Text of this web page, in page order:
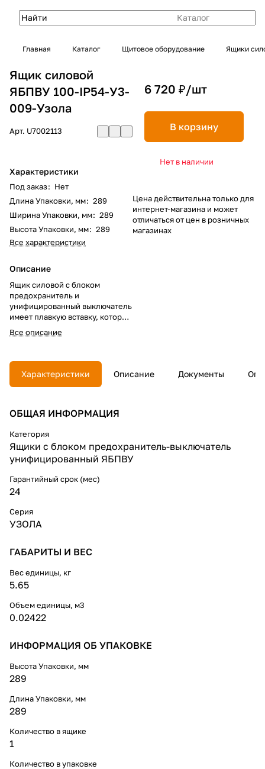
Каталог
Главная Каталог Щитовое оборудование Ящики
Ящик силовой
ЯБПВУ 100-IP54-У3-
009-Узола
Арт. U7002113
Характеристики
Под заказ: Нет
Длина Упаковки, мм: 289
Ширина Упаковки, мм: 289
Высота Упаковки, мм: 289
Все характеристики
Описание
Ящик силовой с блоком
предохранитель и
унифицированный выключатель
имеет плавкую вставку, которая
и образует подвижный контакт.
Силовой ящик используется
включений/отключений и для
защиты электросетей и
приемников от длительных
электроустановках
тока. Конструкция ящика
представляет металлический
корпус с дверцей, в котором
размещен подвижный блок с
предохранителями,
образующими подвижный
контакт. Дверь можно
блокировать.
Все описание
6 720 ₽/шт
В корзину
Нет в наличии
Цена действительна только для
интернет-магазина и может
отличаться от цен в розничных
магазинах
Характеристики Описание Документы
ОБЩАЯ ИНФОРМАЦИЯ
Категория
Ящики с блоком предохранитель-выключатель
унифицированный ЯБПВУ
Гарантийный срок (мес)
24
Серия
УЗОЛА
ГАБАРИТЫ И ВЕС
Вес единицы, кг
5.65
Объем единицы, м3
0.02422
ИНФОРМАЦИЯ ОБ УПАКОВКЕ
Высота Упаковки, мм
289
Длина Упаковки, мм
289
Количество в ящике
1
Количество в упаковке